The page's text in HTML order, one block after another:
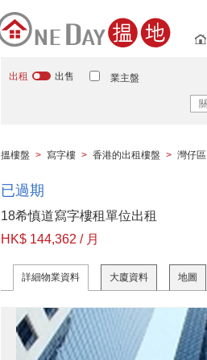
出租 出售 業主盤
搵樓盤 > 寫字樓 > 香港的出租樓盤 > 灣仔區
已過期
18希慎道寫字樓租單位出租
HK$ 144,362 / 月
詳細物業資料 大廈資料 地圖